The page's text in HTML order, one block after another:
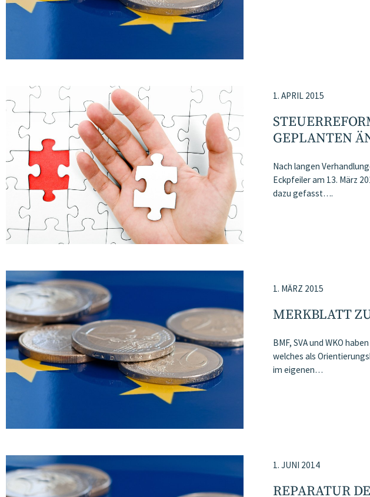
1. APRIL 2015
GEPLANTEN
Nach langen
Eckpfeiler am 13. März
dazu gefasst….
1. MÄRZ 2015
MERKBLATT
BMF, SVA und WKO
welches als
im eigenen…
1. JUNI 2014
REPARATUR